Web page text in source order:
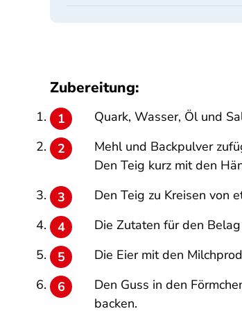
Zubereitung:
Quark, Wasser, Öl und
Mehl und Backpulver
Den Teig kurz mit den
Den Teig zu Kreisen von
Die Zutaten für den
Die Eier mit den
Den Guss in den
backen.